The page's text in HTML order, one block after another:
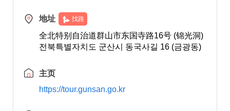
地址 找路
全北特别自治道群山市东国寺路16号 (锦光洞)
전북특별자치도 군산시 동국사길 16 (금광동)
主页
https://tour.gunsan.go.kr